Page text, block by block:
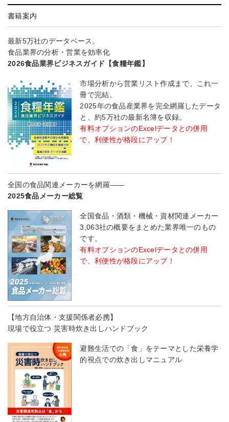
書籍案内
最新5万社のデータベース。
食品業界の分析・営業を効率化
2026食品業界ビジネスガイド【食糧年鑑】
市場分析から営業リスト作成まで、これ一
冊で完結。
2025年の食品産業界を完全網羅したデータ
と、約5万社の最新名簿を収録。
有料オプションのExcelデータとの併用
で、利便性が格段にアップ！
全国の食品関連メーカーを網羅――
2025食品メーカー総覧
全国食品・酒類・機械・資材関連メーカー
3,063社の概要をまとめた業界唯一のもの
です。
有料オプションのExcelデータとの併用
で、利便性が格段にアップ！
【地方自治体・支援関係者必携】
現場で役立つ 災害時炊き出しハンドブック
避難生活での「食」をテーマとした栄養学
的視点での炊き出しマニュアル